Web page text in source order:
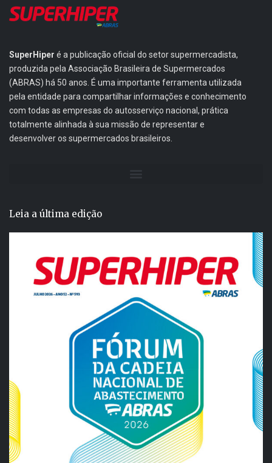
SuperHiper é a publicação oficial do setor supermercadista,
produzida pela Associação Brasileira de Supermercados
(ABRAS) há 50 anos. É uma importante ferramenta utilizada
pela entidade para compartilhar informações e conhecimento
com todas as empresas do autosserviço nacional, prática
totalmente alinhada à sua missão de representar e
desenvolver os supermercados brasileiros.
Leia a última edição